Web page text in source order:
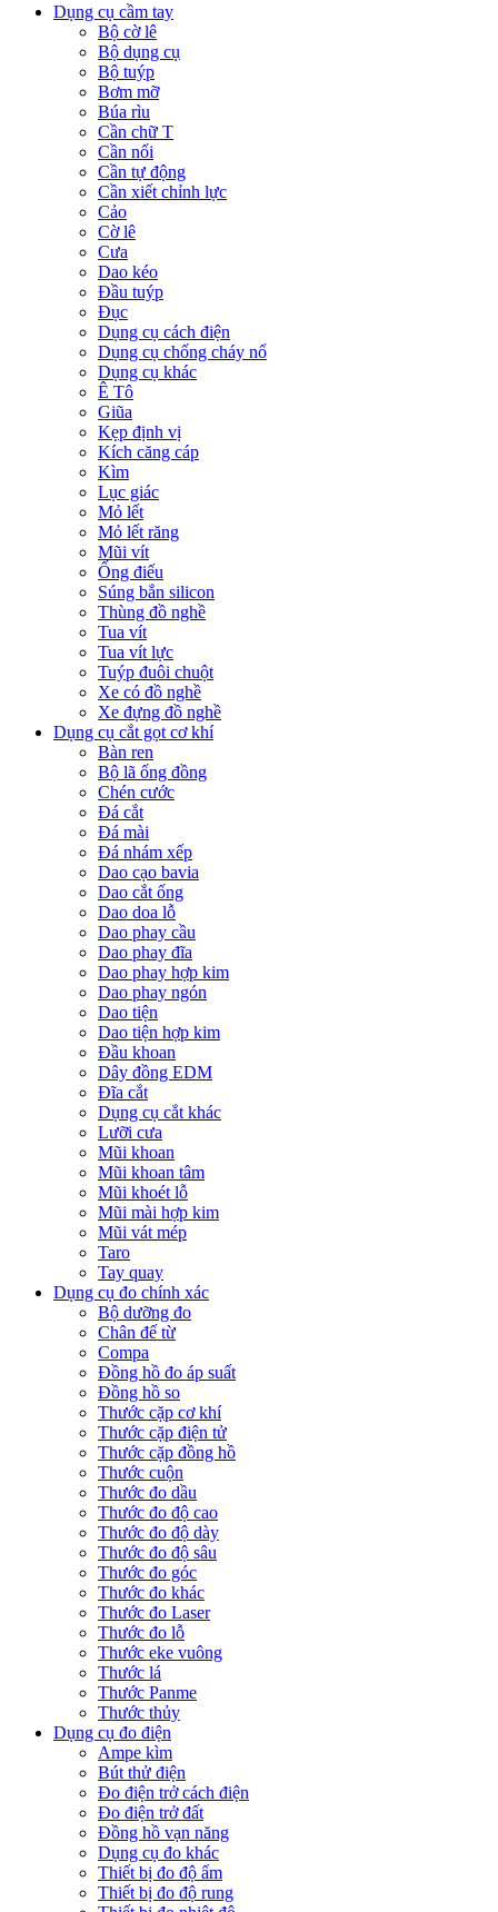
Dụng cụ cầm tay
Bộ cờ lê
Bộ dụng cụ
Bộ tuýp
Bơm mỡ
Búa rìu
Cần chữ T
Cần nối
Cần tự động
Cần xiết chỉnh lực
Cảo
Cờ lê
Cưa
Dao kéo
Đầu tuýp
Đục
Dụng cụ cách điện
Dụng cụ chống cháy nổ
Dụng cụ khác
Ê Tô
Giũa
Kẹp định vị
Kích căng cáp
Kìm
Lục giác
Mỏ lết
Mỏ lết răng
Mũi vít
Ống điếu
Súng bắn silicon
Thùng đồ nghề
Tua vít
Tua vít lực
Tuýp đuôi chuột
Xe có đồ nghề
Xe đựng đồ nghề
Dụng cụ cắt gọt cơ khí
Bàn ren
Bộ lã ống đồng
Chén cước
Đá cắt
Đá mài
Đá nhám xếp
Dao cạo bavia
Dao cắt ống
Dao doa lỗ
Dao phay cầu
Dao phay đĩa
Dao phay hợp kim
Dao phay ngón
Dao tiện
Dao tiện hợp kim
Đầu khoan
Dây đồng EDM
Đĩa cắt
Dụng cụ cắt khác
Lưỡi cưa
Mũi khoan
Mũi khoan tâm
Mũi khoét lỗ
Mũi mài hợp kim
Mũi vát mép
Taro
Tay quay
Dụng cụ đo chính xác
Bộ dưỡng đo
Chân đế từ
Compa
Đồng hồ đo áp suất
Đồng hồ so
Thước cặp cơ khí
Thước cặp điện tử
Thước cặp đồng hồ
Thước cuộn
Thước đo dầu
Thước đo độ cao
Thước đo độ dày
Thước đo độ sâu
Thước đo góc
Thước đo khác
Thước đo Laser
Thước đo lỗ
Thước eke vuông
Thước lá
Thước Panme
Thước thủy
Dụng cụ đo điện
Ampe kìm
Bút thử điện
Đo điện trở cách điện
Đo điện trở đất
Đồng hồ vạn năng
Dụng cụ đo khác
Thiết bị đo độ ẩm
Thiết bị đo độ rung